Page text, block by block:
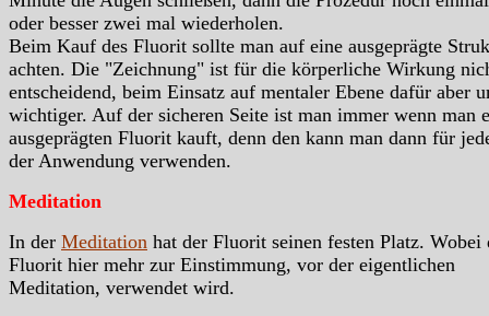
oder besser zwei mal wiederholen.
Beim Kauf des Fluorit sollte man auf eine ausgeprägte
achten. Die "Zeichnung" ist für die körperliche Wirkung
entscheidend, beim Einsatz auf mentaler Ebene dafür aber
wichtiger. Auf der sicheren Seite ist man immer wenn man
ausgeprägten Fluorit kauft, denn den kann man dann für
der Anwendung verwenden.
Meditation
In der Meditation hat der Fluorit seinen festen Platz. Wobei
Fluorit hier mehr zur Einstimmung, vor der eigentlichen
Meditation, verwendet wird.